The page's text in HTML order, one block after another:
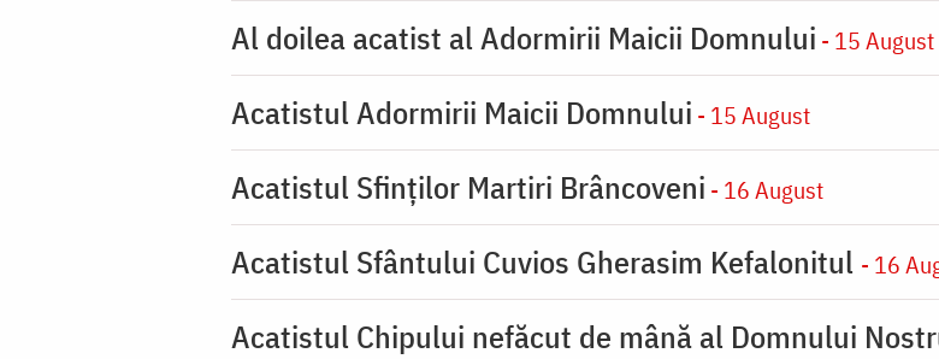
Al doilea acatist al Adormirii Maicii Domnului - 15 August
Acatistul Adormirii Maicii Domnului - 15 August
Acatistul Sfinților Martiri Brâncoveni - 16 August
Acatistul Sfântului Cuvios Gherasim Kefalonitul - 16
Acatistul Chipului nefăcut de mână al Domnului